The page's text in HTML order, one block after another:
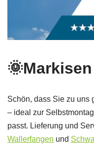
Schön, dass Sie zu uns
– ideal zur
passt. Lieferung und
Wallerfangen und